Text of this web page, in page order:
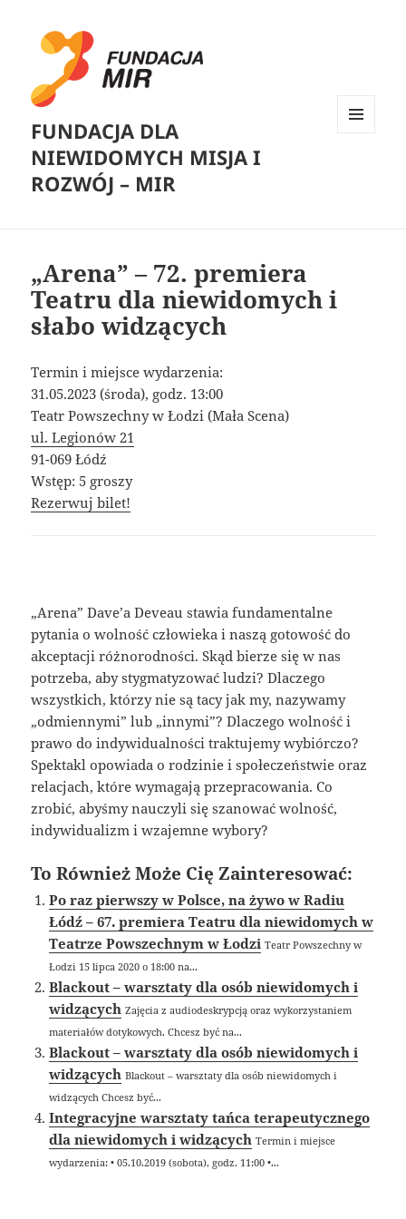
FUNDACJA DLA
NIEWIDOMYCH MISJA I
ROZWÓJ – MIR
„Arena” – 72. premiera
Teatru dla niewidomych i
słabo widzących
Termin i miejsce wydarzenia:
31.05.2023 (środa), godz. 13:00
Teatr Powszechny w Łodzi (Mała Scena)
ul. Legionów 21
91-069 Łódź
Wstęp: 5 groszy
Rezerwuj bilet!
„Arena” Dave’a Deveau stawia fundamentalne
pytania o wolność człowieka i naszą gotowość do
akceptacji różnorodności. Skąd bierze się w nas
potrzeba, aby stygmatyzować ludzi? Dlaczego
wszystkich, którzy nie są tacy jak my, nazywamy
„odmiennymi” lub „innymi”? Dlaczego wolność i
prawo do indywidualności traktujemy wybiórczo?
Spektakl opowiada o rodzinie i społeczeństwie oraz
relacjach, które wymagają przepracowania. Co
zrobić, abyśmy nauczyli się szanować wolność,
indywidualizm i wzajemne wybory?
To Również Może Cię Zainteresować:
Po raz pierwszy w Polsce, na żywo w Radiu
Łódź – 67. premiera Teatru dla niewidomych w
Teatrze Powszechnym w Łodzi Teatr Powszechny w
Łodzi 15 lipca 2020 o 18:00 na...
Blackout – warsztaty dla osób niewidomych i
widzących Zajęcia z audiodeskrypcją oraz wykorzystaniem
materiałów dotykowych. Chcesz być na...
Blackout – warsztaty dla osób niewidomych i
widzących Blackout – warsztaty dla osób niewidomych i
widzących Chcesz być...
Integracyjne warsztaty tańca terapeutycznego
dla niewidomych i widzących Termin i miejsce
wydarzenia: • 05.10.2019 (sobota), godz. 11:00 •...